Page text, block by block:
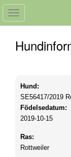
Toggle
navigation
Hund:
SE56417/2019
Födelsedatum:
2019-10-15
Ras:
Rottweiler